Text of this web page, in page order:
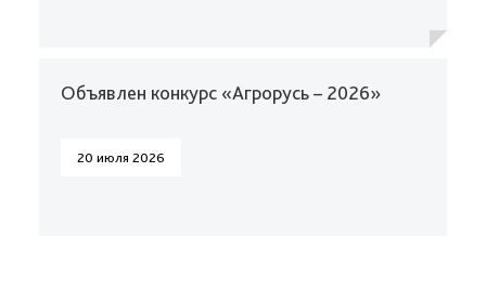
Объявлен конкурс «Агрорусь – 2026»
20 июля 2026